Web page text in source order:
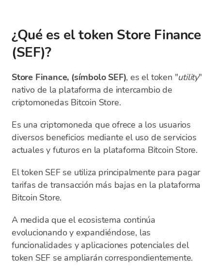
¿Qué es el token Store Finance
(SEF)?
Store Finance, (símbolo SEF), es el token "utility"
nativo de la plataforma de intercambio de
criptomonedas Bitcoin Store.
Es una criptomoneda que ofrece a los usuarios
diversos beneficios mediante el uso de servicios
actuales y futuros en la plataforma Bitcoin Store.
El token SEF se utiliza principalmente para pagar
tarifas de transacción más bajas en la plataforma
Bitcoin Store.
A medida que el ecosistema continúa
evolucionando y expandiéndose, las
funcionalidades y aplicaciones potenciales del
token SEF se ampliarán correspondientemente.